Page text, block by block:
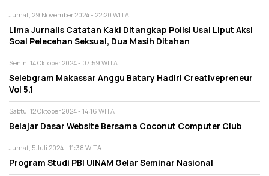
Jumat, 29 November 2024 - 22:20 WITA
Lima Jurnalis Catatan Kaki Ditangkap Polisi Usai Liput Aksi
Soal Pelecehan Seksual, Dua Masih Ditahan
Senin, 14 Oktober 2024 - 07:59 WITA
Selebgram Makassar Anggu Batary Hadiri Creativepreneur
Vol 5.1
Sabtu, 12 Oktober 2024 - 14:16 WITA
Belajar Dasar Website Bersama Coconut Computer Club
Jumat, 5 Juli 2024 - 11:38 WITA
Program Studi PBI UINAM Gelar Seminar Nasional